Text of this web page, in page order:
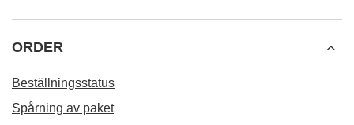
ORDER
Beställningsstatus
Spårning av paket